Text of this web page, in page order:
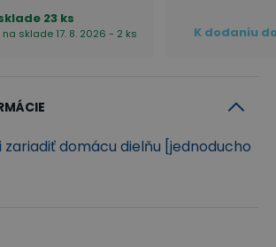
23 ks
sklade 17. 8. 2026 - 2 ks K dodaniu
zariadiť domácu dielňu [jednoducho